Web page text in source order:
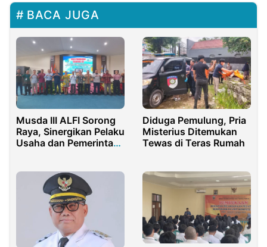
BACA JUGA
Musda III ALFI Sorong
Raya, Sinergikan Pelaku
Usaha dan Pemerintah
Diduga Pemulung, Pria
Misterius Ditemukan
Tewas di Teras Rumah